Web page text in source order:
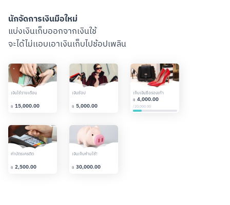
สแกนเพื่อดาวน์โหลด
นักจัดการเงินมือใหม่
แบ่งเงินเก็บออกจากเงินใช้
จะได้ไม่เเอบเอาเงินเก็บไปช้อปเพลิน
เงินใช้รายเดือน
฿ 15,000.00
เงินช้อป
฿ 5,000.00
เก็บเงินซื้อรองเท้า
฿ 4,000.00
/20,000.00
ค่าบัตรเครดิต
฿ 2,500.00
เงินเก็บห้ามใช้!
฿ 30,000.00